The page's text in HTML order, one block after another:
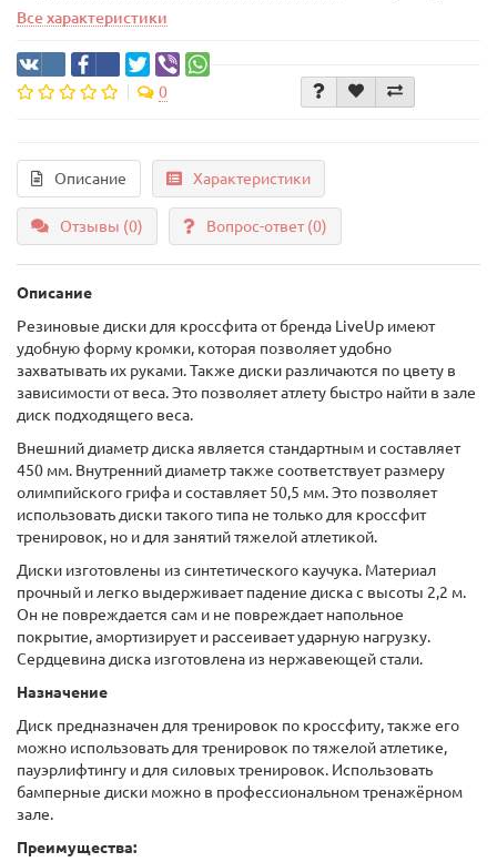
Все характеристики
0
Описание Характеристики
Отзывы (0) Вопрос-ответ(0)
Описание
Резиновые диски для кроссфита от бренда LiveUp имеют
удобную форму кромки, которая позволяет удобно
захватывать их руками. Также диски различаются по цвету в
зависимости от веса. Это позволяет атлету быстро найти в зале
диск подходящего веса.
Внешний диаметр диска является стандартным и составляет
450 мм. Внутренний диаметр также соответствует размеру
олимпийского грифа и составляет 50,5 мм. Это позволяет
использовать диски такого типа не только для кроссфит
тренировок, но и для занятий тяжелой атлетикой.
Диски изготовлены из синтетического каучука. Материал
прочный и легко выдерживает падение диска с высоты 2,2 м.
Он не повреждается сам и не повреждает напольное
покрытие, амортизирует и рассеивает ударную нагрузку.
Сердцевина диска изготовлена из нержавеющей стали.
Назначение
Диск предназначен для тренировок по кроссфиту, также его
можно использовать для тренировок по тяжелой атлетике,
пауэрлифтингу и для силовых тренировок. Использовать
бамперные диски можно в профессиональном тренажёрном
зале.
Преимущества: